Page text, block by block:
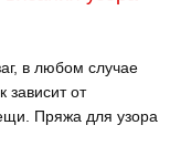
в любом случае
зависит от
Пряжа для узора